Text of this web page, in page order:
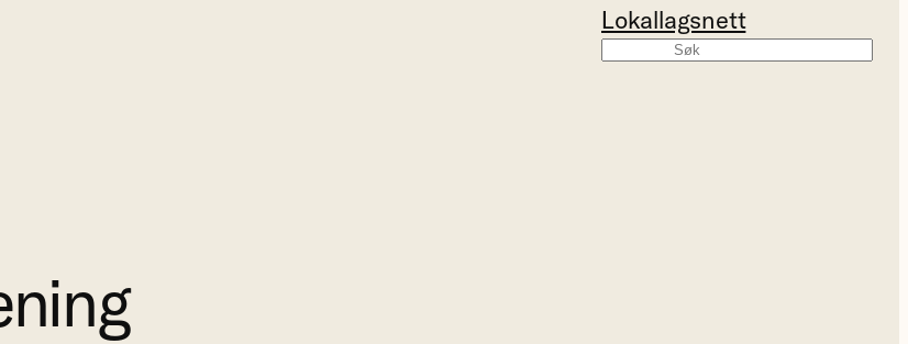
Lokallagsnett